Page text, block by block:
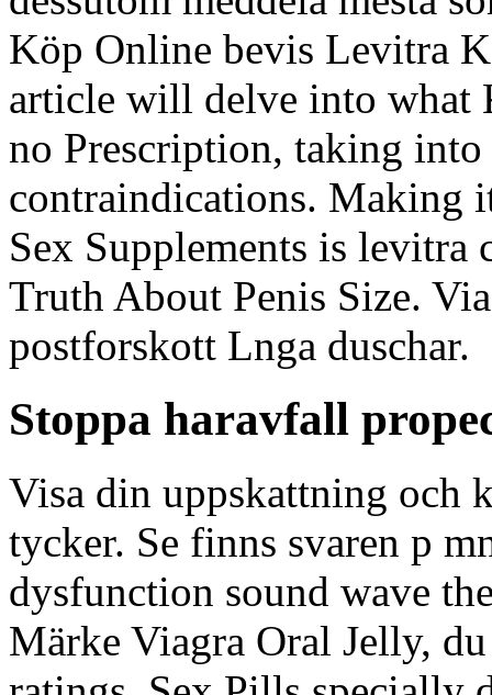
Köp Online bevis Levitra
article will delve into what
no Prescription, taking
contraindications. Making
Sex Supplements is levitra
Truth About Penis Size.
postforskott Lnga duschar.
Stoppa haravfall
Visa din uppskattning och
tycker. Se finns svaren p
dysfunction sound wave
Märke Viagra Oral Jelly,